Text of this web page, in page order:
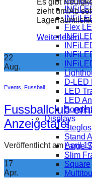
Flex
D-LED
LED
LED
Displays
Steglos
Stand
Large
Slim
Square
Es gibt
zieht um!Ab
Weiterlesen→
22
Aug.
Events Fussball
Fussballclub
Anzeigetafel
Veröffentlicht amApril
17
Apr.